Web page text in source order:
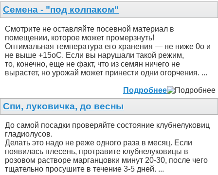
Семена - "под колпаком"
Смотрите не оставляйте посевной материал в
помещении, которое может промерзнуть!
Оптимальная температура его хранения — не ниже 0о и
не выше +15оС. Если вы нарушали такой режим,
то, конечно, еще не факт, что из семян ничего не
вырастет, но урожай может принести одни огорчения. ...
Подробнее
Спи, луковичка, до весны
До самой посадки проверяйте состояние клубнелуковиц
гладиолусов.
Делать это надо не реже одного раза в месяц. Если
появилась плесень, протравите клубнелуковицы в
розовом растворе марганцовки минут 20-30, после чего
тщательно просушите в течение 3-5 дней. ...